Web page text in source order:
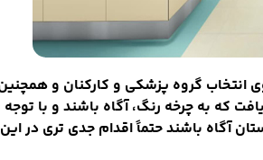
انتخاب گروه پزشکی و کارکنان و همچنین
که به چرخه رنگ، آگاه باشند و با
آگاه باشند حتماً اقدام جدی تری در